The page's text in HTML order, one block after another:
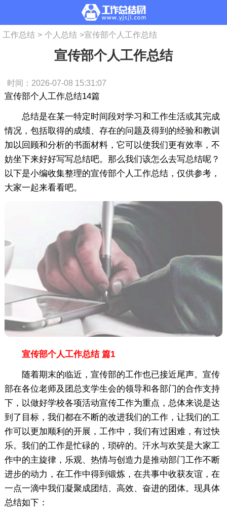
工作总结 > 个人总结 >宣传部个人工作总结
宣传部个人工作总结
时间：2026-07-08 15:31:07
宣传部个人工作总结14篇
总结是在某一特定时间段对学习和工作生活或其完成
情况，包括取得的成绩、存在的问题及得到的经验和教训
加以回顾和分析的书面材料，它可以使我们更有效率，不
妨坐下来好好写写总结吧。那么我们该怎么去写总结呢？
以下是小编收集整理的宣传部个人工作总结，仅供参考，
大家一起来看看吧。
宣传部个人工作总结 篇1
随着期末的临近，宣传部的工作也已接近尾声。宣传
部在各位老师及团总支学生会的领导和各部门的合作支持
下，以做好学校各项活动宣传工作为重点，总体来说是达
到了目标，我们都在不断的改进我们的工作，让我们的工
作可以更加顺利的开展，工作中，我们有过困难，有过快
乐。我们的工作是忙碌的，琐碎的。汗水与欢笑是大家工
作中的主旋律，乐观、热情与创造力是推动部门工作不断
进步的动力，在工作中得到锻炼，在共事中收获友谊，在
一点一滴中我们凝聚成团结、高效、奋进的团体。现具体
总结如下：